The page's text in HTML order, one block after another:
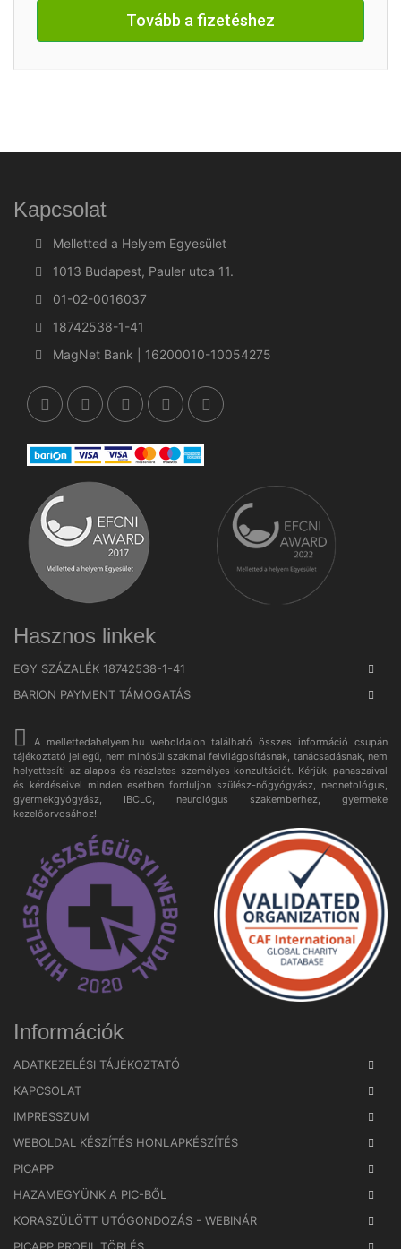
Tovább a fizetéshez
Kapcsolat
Melletted a Helyem Egyesület
1013 Budapest, Pauler utca 11.
01-02-0016037
18742538-1-41
MagNet Bank | 16200010-10054275
Hasznos linkek
EGY SZÁZALÉK 18742538-1-41
BARION PAYMENT TÁMOGATÁS
A mellettedahelyem.hu weboldalon található összes információ csupán
tájékoztató jellegű, nem minősül szakmai felvilágosításnak, tanácsadásnak, nem
helyettesíti az alapos és részletes személyes konzultációt. Kérjük, panaszaival
és kérdéseivel minden esetben forduljon szülész-nőgyógyász, neonetológus,
gyermekgyógyász, IBCLC, neurológus szakemberhez, gyermeke
kezelőorvosához!
Információk
ADATKEZELÉSI TÁJÉKOZTATÓ
KAPCSOLAT
IMPRESSZUM
WEBOLDAL KÉSZÍTÉS HONLAPKÉSZÍTÉS
PICAPP
HAZAMEGYÜNK A PIC-BŐL
KORASZÜLÖTT UTÓGONDOZÁS - WEBINÁR